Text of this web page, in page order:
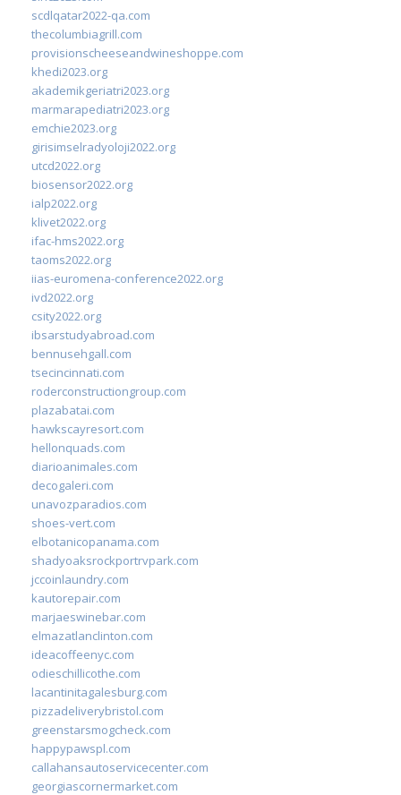
scdlqatar2022-qa.com
thecolumbiagrill.com
provisionscheeseandwineshoppe.com
khedi2023.org
akademikgeriatri2023.org
marmarapediatri2023.org
emchie2023.org
girisimselradyoloji2022.org
utcd2022.org
biosensor2022.org
ialp2022.org
klivet2022.org
ifac-hms2022.org
taoms2022.org
iias-euromena-conference2022.org
ivd2022.org
csity2022.org
ibsarstudyabroad.com
bennusehgall.com
tsecincinnati.com
roderconstructiongroup.com
plazabatai.com
hawkscayresort.com
hellonquads.com
diarioanimales.com
decogaleri.com
unavozparadios.com
shoes-vert.com
elbotanicopanama.com
shadyoaksrockportrvpark.com
jccoinlaundry.com
kautorepair.com
marjaeswinebar.com
elmazatlanclinton.com
ideacoffeenyc.com
odieschillicothe.com
lacantinitagalesburg.com
pizzadeliverybristol.com
greenstarsmogcheck.com
happypawspl.com
callahansautoservicecenter.com
georgiascornermarket.com